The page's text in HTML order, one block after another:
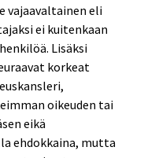
vajaavaltainen eli
ei kuitenkaan
Lisäksi
korkeat
oikeuden tai
eikä
ehdokkaina, mutta